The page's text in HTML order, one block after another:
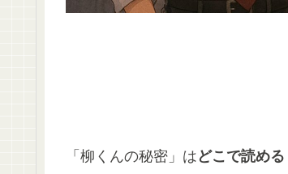
「柳くんの秘密」は どこで読める